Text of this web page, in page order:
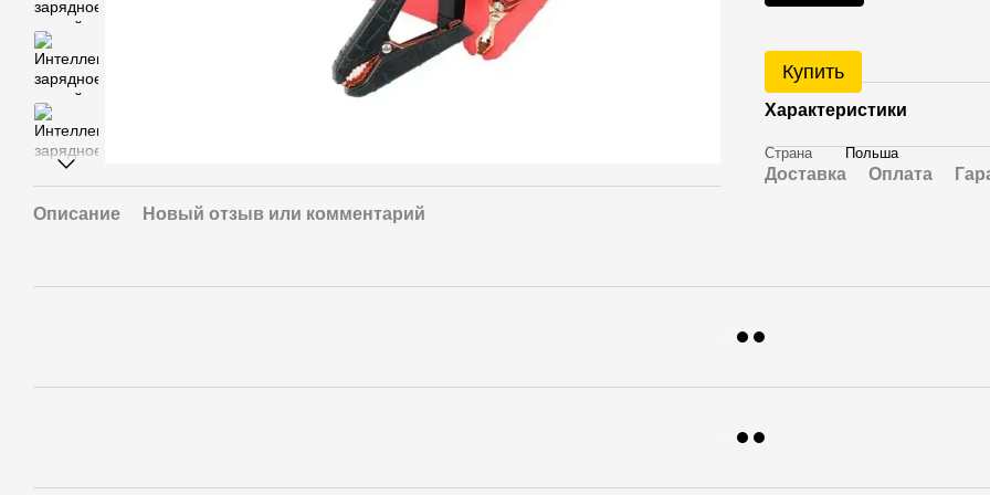
Описание Новый отзыв или комментарий
Купить
Характеристики
Страна Польша
Доставка Оплата